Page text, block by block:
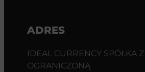
ADRES
IDEAL CURRENCY SPÓŁKA Z
OGRANICZONĄ